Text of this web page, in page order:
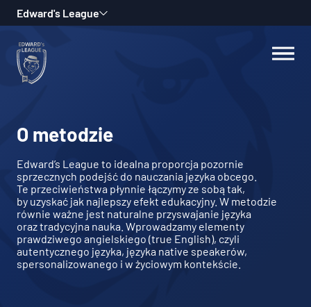
Edward's League
O metodzie
Edward’s League to idealna proporcja pozornie
sprzecznych podejść do nauczania języka obcego.
Te przeciwieństwa płynnie łączymy ze sobą tak,
by uzyskać jak najlepszy efekt edukacyjny. W metodzie
równie ważne jest naturalne przyswajanie języka
oraz tradycyjna nauka. Wprowadzamy elementy
prawdziwego angielskiego (true English), czyli
autentycznego języka, języka native speakerów,
spersonalizowanego i w życiowym kontekście.
Wykorzystujemy pliki cookie do spersonalizowania treści i reklam,
aby oferować funkcje społecznościowe i analizować ruch w naszej
witrynie. Informacje o tym, jak korzystasz z naszej witryny,
danymi otrzymanymi od Ciebie lub uzyskanymi podczas
korzystania z ich usług.
Niezbędne
Niezbędne pliki cookie mają kluczowe znaczenie dla
podstawowych funkcji witryny i witryna nie będzie działać w
zamierzony sposób bez nich. Te pliki cookie nie przechowują
żadnych danych umożliwiających identyfikację osoby.